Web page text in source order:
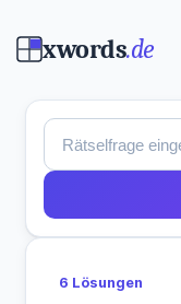
xwords.de
6 Lösungen